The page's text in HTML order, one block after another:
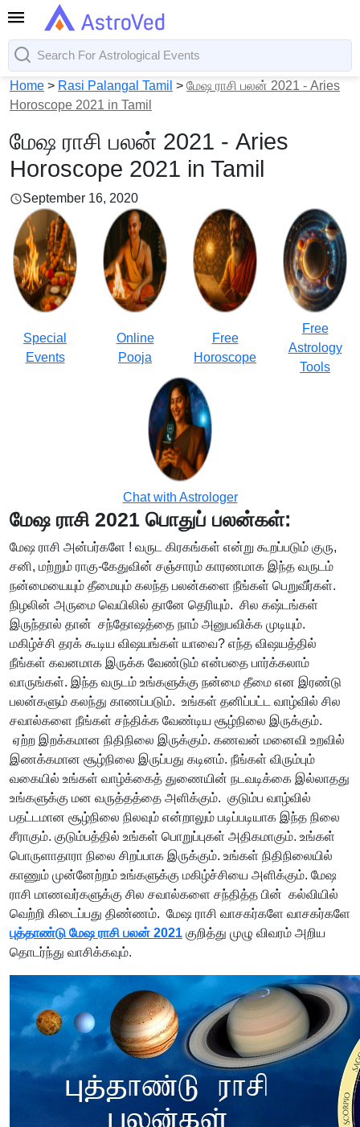
Home > Rasi Palangal Tamil > மேஷ ராசி பலன் 2021 - Aries
Horoscope 2021 in Tamil
மேஷ ராசி பலன் 2021 - Aries
Horoscope 2021 in Tamil
September 16, 2020
Special
Events
Online
Pooja
Free
Horoscope
Free
Astrology
Tools
Chat with Astrologer
மேஷ ராசி 2021 பொதுப் பலன்கள்:
மேஷ ராசி அன்பர்களே ! வருட கிரகங்கள் என்று கூறப்படும் குரு,
சனி, மற்றும் ராகு-கேதுவின் சஞ்சாரம் காரணமாக இந்த வருடம்
நன்மையையும் தீமையும் கலந்த பலன்களை நீங்கள் பெறுவீர்கள்.
நிழலின் அருமை வெயிலில் தானே தெரியும். சில கஷ்டங்கள்
இருந்தால் தான் சந்தோஷத்தை நாம் அனுபவிக்க முடியும்.
மகிழ்ச்சி தரக் கூடிய விஷயங்கள் யாவை? எந்த விஷயத்தில்
நீங்கள் கவனமாக இருக்க வேண்டும் என்பதை பார்க்கலாம்
வாருங்கள். இந்த வருடம் உங்களுக்கு நன்மை தீமை என இரண்டு
பலன்களும் கலந்து காணப்படும். உங்கள் தனிப்பட்ட வாழ்வில் சில
சவால்களை நீங்கள் சந்திக்க வேண்டிய சூழ்நிலை இருக்கும்.
ஏற்ற இறக்கமான நிதிநிலை இருக்கும். கணவன் மனைவி உறவில்
இணக்கமான சூழ்நிலை இருப்பது கடினம். நீங்கள் விரும்பும்
வகையில் உங்கள் வாழ்க்கைத் துணையின் நடவடிக்கை இல்லாதது
உங்களுக்கு மன வருத்தத்தை அளிக்கும். குடும்ப வாழ்வில்
பதட்டமான சூழ்நிலை நிலவும் என்றாலும் படிப்படியாக இந்த நிலை
சீராகும். குடும்பத்தில் உங்கள் பொறுப்புகள் அதிகமாகும். உங்கள்
பொருளாதாரா நிலை சிறப்பாக இருக்கும். உங்கள் நிதிநிலையில்
காணும் முன்னேற்றம் உங்களுக்கு மகிழ்ச்சியை அளிக்கும். மேஷ
ராசி மாணவர்களுக்கு சில சவால்களை சந்தித்த பின் கல்வியில்
வெற்றி கிடைப்பது திண்ணம். மேஷ ராசி வாசகர்களே வாசகர்களே
புத்தாண்டு மேஷ ராசி பலன் 2021 குறித்து முழு விவரம் அறிய
தொடர்ந்து வாசிக்கவும்.